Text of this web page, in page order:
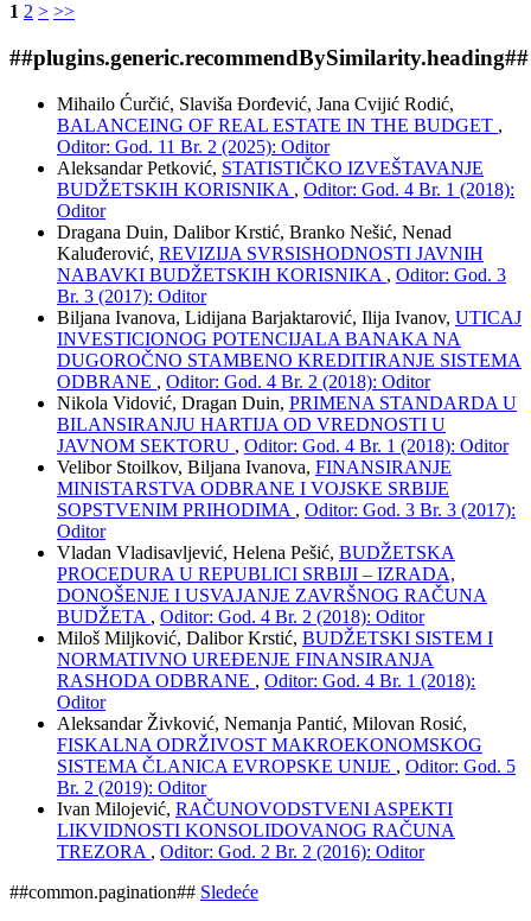
1 2 > >>
##plugins.generic.recommendBySimilarity.heading##
Mihailo Ćurčić, Slaviša Đorđević, Jana Cvijić Rodić,
BALANCEING OF REAL ESTATE IN THE BUDGET ,
Oditor: God. 11 Br. 2 (2025): Oditor
Aleksandar Petković, STATISTIČKO IZVEŠTAVANJE
BUDŽETSKIH KORISNIKA , Oditor: God. 4 Br. 1 (2018):
Oditor
Dragana Duin, Dalibor Krstić, Branko Nešić, Nenad
Kaluđerović, REVIZIJA SVRSISHODNOSTI JAVNIH
NABAVKI BUDŽETSKIH KORISNIKA , Oditor: God. 3
Br. 3 (2017): Oditor
Biljana Ivanova, Lidijana Barjaktarović, Ilija Ivanov, UTICAJ
INVESTICIONOG POTENCIJALA BANAKA NA
DUGOROČNO STAMBENO KREDITIRANJE SISTEMA
ODBRANE , Oditor: God. 4 Br. 2 (2018): Oditor
Nikola Vidović, Dragan Duin, PRIMENA STANDARDA U
BILANSIRANJU HARTIJA OD VREDNOSTI U
JAVNOM SEKTORU , Oditor: God. 4 Br. 1 (2018): Oditor
Velibor Stoilkov, Biljana Ivanova, FINANSIRANJE
MINISTARSTVA ODBRANE I VOJSKE SRBIJE
SOPSTVENIM PRIHODIMA , Oditor: God. 3 Br. 3 (2017):
Oditor
Vladan Vladisavljević, Helena Pešić, BUDŽETSKA
PROCEDURA U REPUBLICI SRBIJI – IZRADA,
DONOŠENJE I USVAJANJE ZAVRŠNOG RAČUNA
BUDŽETA , Oditor: God. 4 Br. 2 (2018): Oditor
Miloš Miljković, Dalibor Krstić, BUDŽETSKI SISTEM I
NORMATIVNO UREĐENJE FINANSIRANJA
RASHODA ODBRANE , Oditor: God. 4 Br. 1 (2018):
Oditor
Aleksandar Živković, Nemanja Pantić, Milovan Rosić,
FISKALNA ODRŽIVOST MAKROEKONOMSKOG
SISTEMA ČLANICA EVROPSKE UNIJE , Oditor: God. 5
Br. 2 (2019): Oditor
Ivan Milojević, RAČUNOVODSTVENI ASPEKTI
LIKVIDNOSTI KONSOLIDOVANOG RAČUNA
TREZORA , Oditor: God. 2 Br. 2 (2016): Oditor
##common.pagination## Sledeće